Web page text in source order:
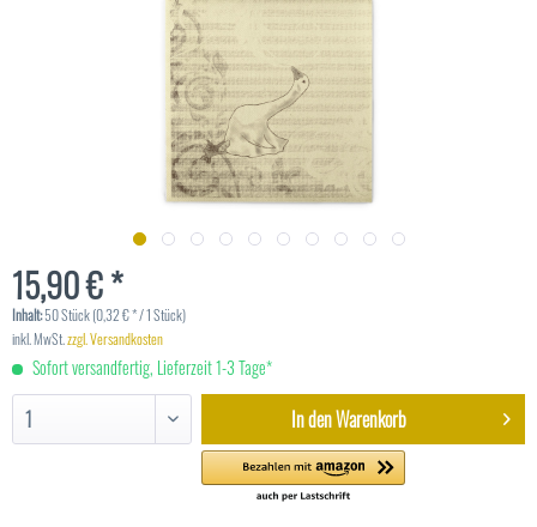
15,90 € *
Inhalt:50 Stück (0,32 € * / 1 Stück)
inkl. MwSt.zzgl. Versandkosten
Sofort versandfertig, Lieferzeit 1-3 Tage*
In denWarenkorb